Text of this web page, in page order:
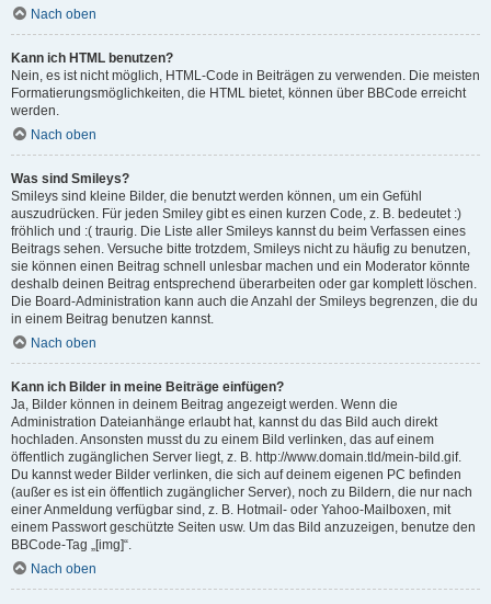
Nach oben
Kann ich HTML benutzen?
Nein, es ist nicht möglich, HTML-Code in Beiträgen zu verwenden. Die meisten
Formatierungsmöglichkeiten, die HTML bietet, können über BBCode erreicht
werden.
Nach oben
Was sind Smileys?
Smileys sind kleine Bilder, die benutzt werden können, um ein Gefühl
auszudrücken. Für jeden Smiley gibt es einen kurzen Code, z. B. bedeutet :)
fröhlich und :( traurig. Die Liste aller Smileys kannst du beim Verfassen eines
Beitrags sehen. Versuche bitte trotzdem, Smileys nicht zu häufig zu benutzen,
sie können einen Beitrag schnell unlesbar machen und ein Moderator könnte
deshalb deinen Beitrag entsprechend überarbeiten oder gar komplett löschen.
Die Board-Administration kann auch die Anzahl der Smileys begrenzen, die du
in einem Beitrag benutzen kannst.
Nach oben
Kann ich Bilder in meine Beiträge einfügen?
Ja, Bilder können in deinem Beitrag angezeigt werden. Wenn die
Administration Dateianhänge erlaubt hat, kannst du das Bild auch direkt
hochladen. Ansonsten musst du zu einem Bild verlinken, das auf einem
öffentlich zugänglichen Server liegt, z. B. http://www.domain.tld/mein-bild.gif.
Du kannst weder Bilder verlinken, die sich auf deinem eigenen PC befinden
(außer es ist ein öffentlich zugänglicher Server), noch zu Bildern, die nur nach
einer Anmeldung verfügbar sind, z. B. Hotmail- oder Yahoo-Mailboxen, mit
einem Passwort geschützte Seiten usw. Um das Bild anzuzeigen, benutze den
BBCode-Tag „[img]“.
Nach oben